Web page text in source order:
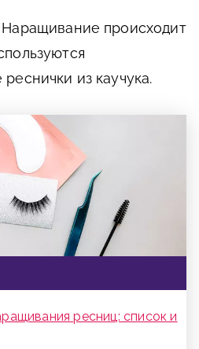
происходит
из каучука.
ресниц: список и